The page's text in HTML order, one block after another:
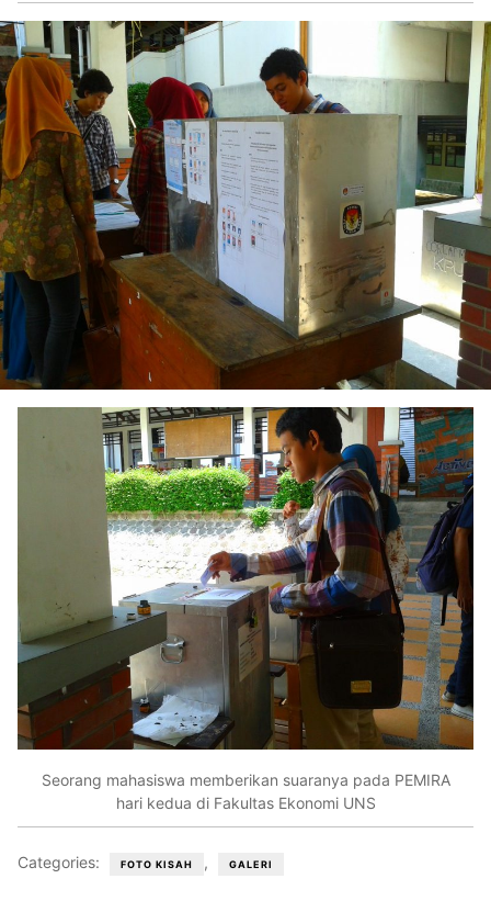
Seorang mahasiswa memberikan suaranya pada PEMIRA
hari kedua di Fakultas Ekonomi UNS
Categories: FOTO KISAH , GALERI